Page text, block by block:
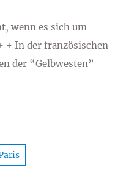
wenn es sich um
+ In der französischen
der “Gelbwesten”